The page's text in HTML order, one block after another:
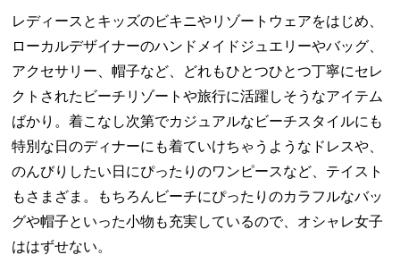
レディースとキッズのビキニやリゾートウェアをはじめ、
ローカルデザイナーのハンドメイドジュエリーやバッグ、
アクセサリー、帽子など、どれもひとつひとつ丁寧にセレ
クトされたビーチリゾートや旅行に活躍しそうなアイテム
ばかり。着こなし次第でカジュアルなビーチスタイルにも
特別な日のディナーにも着ていけちゃうようなドレスや、
のんびりしたい日にぴったりのワンピースなど、テイスト
もさまざま。もちろんビーチにぴったりのカラフルなバッ
グや帽子といった小物も充実しているので、オシャレ女子
ははずせない。